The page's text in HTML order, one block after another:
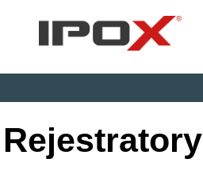
Rejestratory